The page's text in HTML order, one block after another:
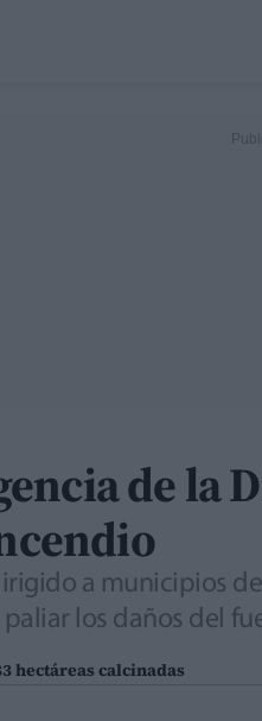
de la
a municipios
los daños del
hectáreas calcinadas